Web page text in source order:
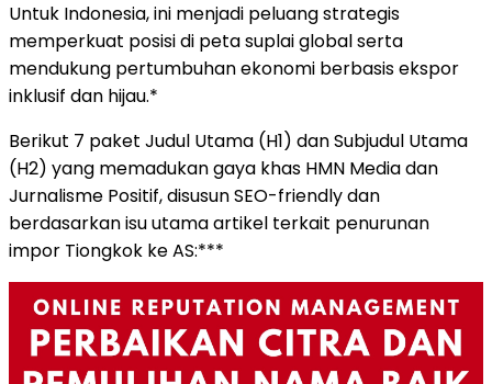
Untuk Indonesia, ini menjadi peluang strategis
memperkuat posisi di peta suplai global serta
mendukung pertumbuhan ekonomi berbasis ekspor
inklusif dan hijau.*
Berikut 7 paket Judul Utama (H1) dan Subjudul Utama
(H2) yang memadukan gaya khas HMN Media dan
Jurnalisme Positif, disusun SEO-friendly dan
berdasarkan isu utama artikel terkait penurunan
impor Tiongkok ke AS:***